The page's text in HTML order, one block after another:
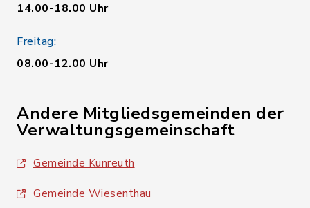
14.00-18.00 Uhr
Freitag:
08.00-12.00 Uhr
Andere Mitgliedsgemeinden der
Verwaltungsgemeinschaft
Gemeinde Kunreuth
Gemeinde Wiesenthau